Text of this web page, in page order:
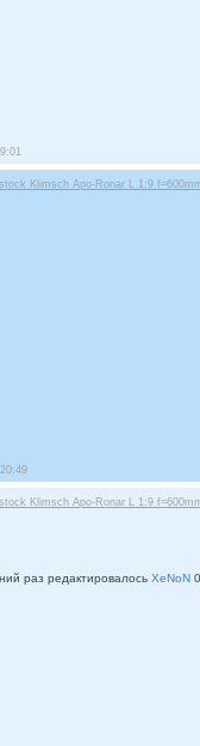
Klimsch Apo-Ronar L 1:9
Klimsch Apo-Ronar L 1:9
раз редактировалось XeNoN